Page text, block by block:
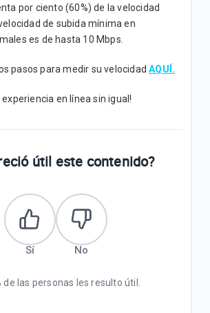
por ciento (60%) de la velocidad
de subida mínima en
es de hasta 10 Mbps.
pasos para medir su velocidad AQUÍ.
en línea sin igual!
útil este contenido?
Sí No
de las personas les resulto útil.